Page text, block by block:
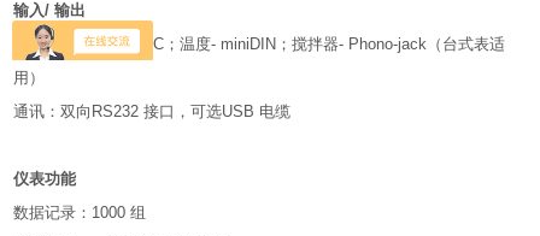
输入/ 输出
传感器接口：pH-BNC；温度- miniDIN；搅拌器- Phono-jack（台式表适
用）
通讯：双向RS232 接口，可选USB 电缆
仪表功能
数据记录：1000 组